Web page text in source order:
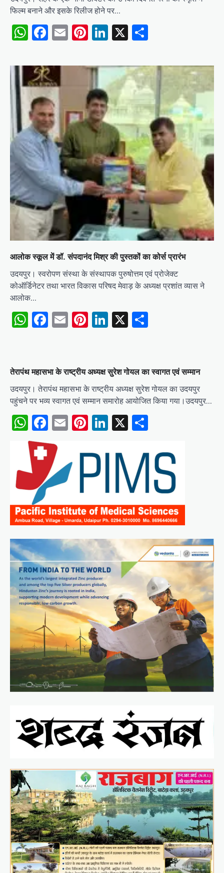
फिल्म बनाने और इसके रिलीज होने पर…
WhatsApp
Facebook
EmailPinterest
LinkedIn
X
आलोक स्कूल में डॉ. संपदानंद मिश्र की पुस्तकों का कोर्स प्रारंभ
उदयपुर। स्वरोपण संस्था के संस्थापक पुरुषोत्तम एवं प्रोजेक्ट
कोऑर्डिनेटर तथा भारत विकास परिषद मेवाड़ के अध्यक्ष प्रशांत व्यास ने
आलोक…
WhatsApp
Facebook
EmailPinterest
LinkedIn
X
तेरापंथ महासभा के राष्ट्रीय अध्यक्ष सुरेश गोयल का स्वागत एवं सम्मान
उदयपुर। तेरापंथ महासभा के राष्ट्रीय अध्यक्ष सुरेश गोयल का उदयपुर
पहुंचने पर भव्य स्वागत एवं सम्मान समारोह आयोजित किया गया।उदयपुर…
WhatsApp
Facebook
EmailPinterest
LinkedIn
X